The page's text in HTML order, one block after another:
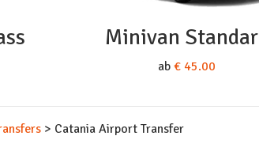
Minivan
ab€ 45.00
> Catania Airport Transfer